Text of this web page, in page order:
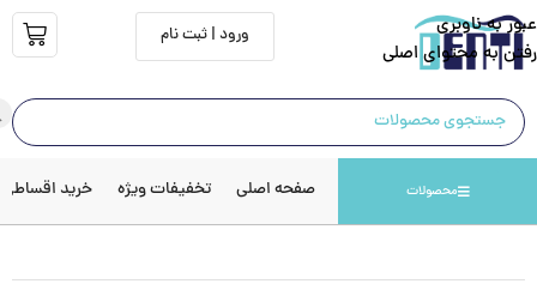
عبور به ناوبری
رفتن به محتوای اصلی
ورود | ثبت نام
محصولات صفحه اصلی تخفیفات ویژه خرید اقساطی